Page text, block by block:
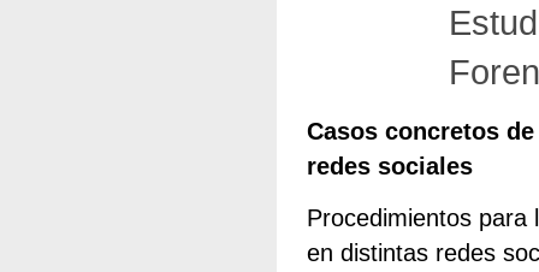
Casos concretos
redes sociales
Procedimientos para
en distintas redes